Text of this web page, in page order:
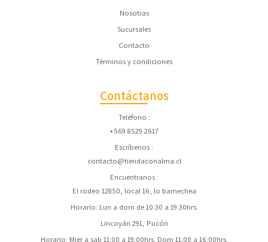
Nosotras
Sucursales
Contacto
Términos y condiciones
Contáctanos
Teléfono
+569 8529 2617
Escríbenos
contacto@tiendaconalma.cl
Encuentranos
El rodeo 12850, local 16, lo barnechea
Horario: Lun a dom de 10:30 a 19:30hrs.
Lincoyán 291, Pucón
Horario: Mier a sab 11:00 a 19:00hrs. Dom 11:00 a 16:00hrs.